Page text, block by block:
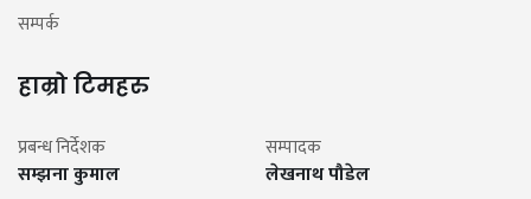
सम्पर्क
हाम्रो टिमहरु
प्रबन्ध निर्देशक
सम्झना कुमाल
सम्पादक
लेखनाथ पौडेल